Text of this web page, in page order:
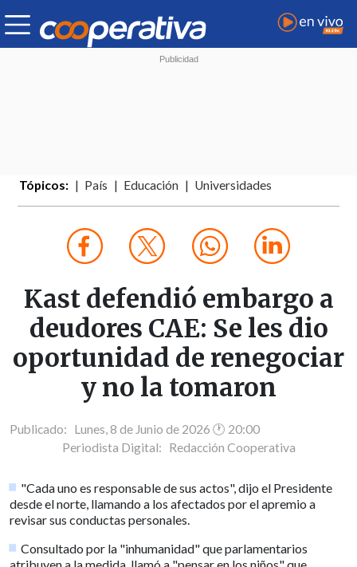
Tópicos: País Educación Universidades
Kast defendió embargo a
deudores CAE: Se les dio
oportunidad de renegociar
y no la tomaron
Publicado: Lunes, 8 de Junio de 2026 🕐 20:00
Periodista Digital: Redacción Cooperativa
"Cada uno es responsable de sus actos", dijo el Presidente
desde el norte, llamando a los afectados por el apremio a
revisar sus conductas personales.
Consultado por la "inhumanidad" que parlamentarios
atribuyen a la medida, llamó a "pensar en los niños" que